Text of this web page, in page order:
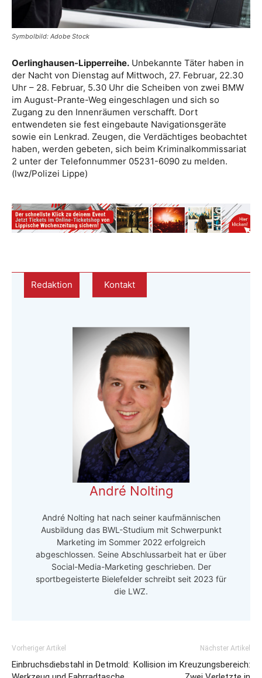
Symbolbild: Adobe Stock
Oerlinghausen-Lipperreihe. Unbekannte Täter haben in
der Nacht von Dienstag auf Mittwoch, 27. Februar, 22.30
Uhr – 28. Februar, 5.30 Uhr die Scheiben von zwei BMW
im August-Prante-Weg eingeschlagen und sich so
Zugang zu den Innenräumen verschafft. Dort
entwendeten sie fest eingebaute Navigationsgeräte
sowie ein Lenkrad. Zeugen, die Verdächtiges beobachtet
haben, werden gebeten, sich beim Kriminalkommissariat
2 unter der Telefonnummer 05231-6090 zu melden.
(lwz/Polizei Lippe)
Redaktion Kontakt
André Nolting
André Nolting hat nach seiner kaufmännischen
Ausbildung das BWL-Studium mit Schwerpunkt
Marketing im Sommer 2022 erfolgreich
abgeschlossen. Seine Abschlussarbeit hat er über
Social-Media-Marketing geschrieben. Der
sportbegeisterte Bielefelder schreibt seit 2023 für
die LWZ.
Vorheriger Artikel
Einbruchsdiebstahl in Detmold:
Nächster Artikel
Kollision im Kreuzungsbereich: